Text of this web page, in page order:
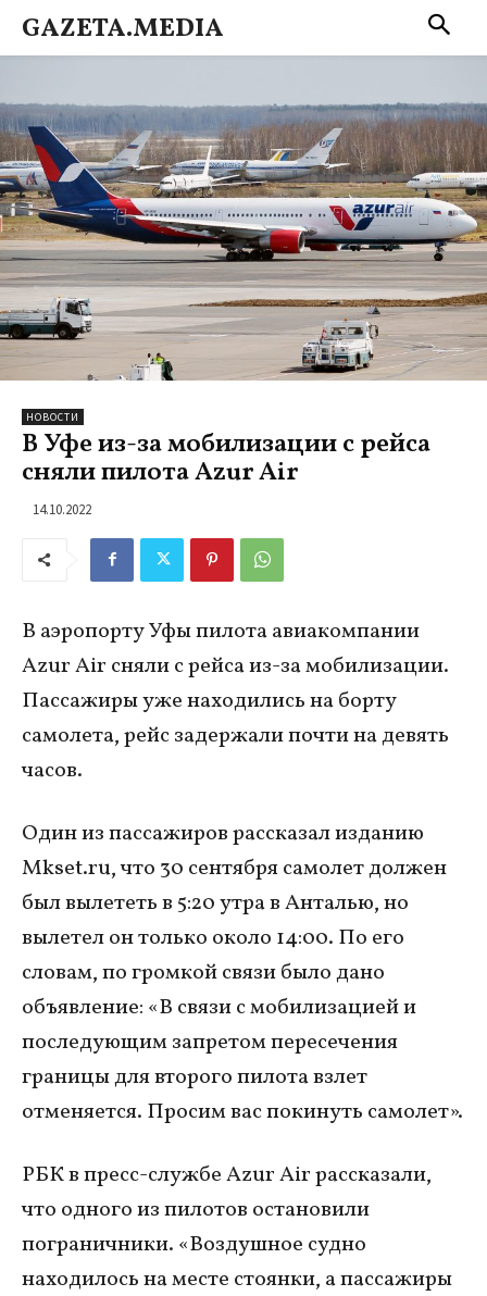
GAZETA.MEDIA
НОВОСТИ
В Уфе из-за мобилизации с рейса
сняли пилота Azur Air
14.10.2022
В аэропорту Уфы пилота авиакомпании
Azur Air сняли с рейса из-за мобилизации.
Пассажиры уже находились на борту
самолета, рейс задержали почти на девять
часов.
Один из пассажиров рассказал изданию
Mkset.ru, что 30 сентября самолет должен
был вылететь в 5:20 утра в Анталью, но
вылетел он только около 14:00. По его
словам, по громкой связи было дано
объявление: «В связи с мобилизацией и
последующим запретом пересечения
границы для второго пилота взлет
отменяется. Просим вас покинуть самолет».
РБК в пресс-службе Azur Air рассказали,
что одного из пилотов остановили
пограничники. «Воздушное судно
находилось на месте стоянки, а пассажиры